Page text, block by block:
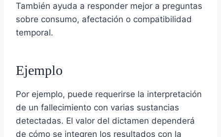
También ayuda a responder mejor a preguntas
sobre consumo, afectación o compatibilidad
temporal.
Ejemplo
Por ejemplo, puede requerirse la interpretación
de un fallecimiento con varias sustancias
detectadas. El valor del dictamen dependerá
de cómo se integren los resultados con la